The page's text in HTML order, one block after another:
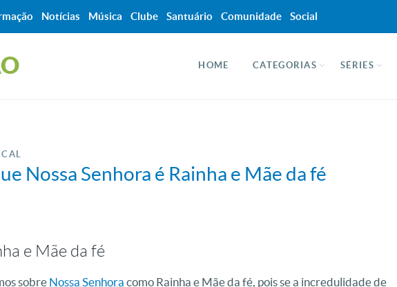
HOME CATEGORIAS SÉRIES
Nossa Senhora é Rainha e Mãe da fé
e Mãe da fé
sobre Nossa Senhora como Rainha e Mãe da fé, pois se a incredulidade de
Notícias Música Clube Santuário Comunidade Social